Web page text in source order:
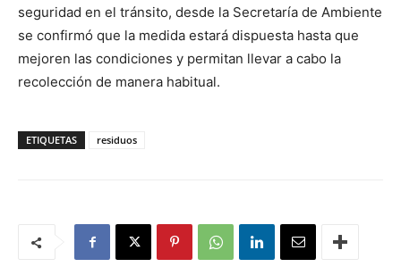
seguridad en el tránsito, desde la Secretaría de Ambiente
se confirmó que la medida estará dispuesta hasta que
mejoren las condiciones y permitan llevar a cabo la
recolección de manera habitual.
ETIQUETAS residuos